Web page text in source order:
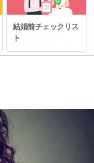
時の落とし
結婚前チェックリス
ト